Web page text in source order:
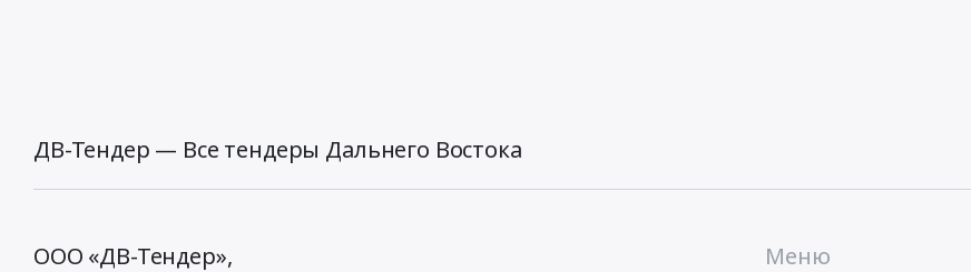
ДВ-Тендер — Все тендеры Дальнего Востока
ООО «ДВ-Тендер»,
Меню